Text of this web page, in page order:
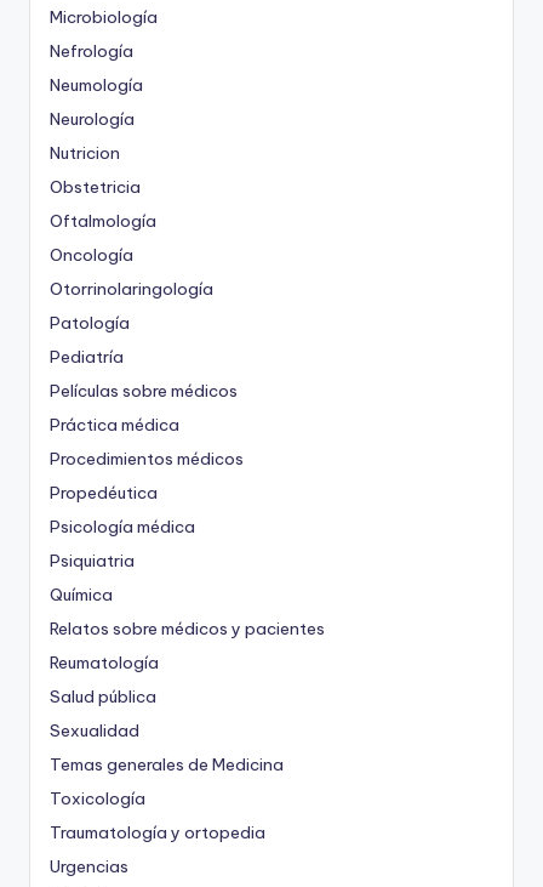
Microbiología
Nefrología
Neumología
Neurología
Nutricion
Obstetricia
Oftalmología
Oncología
Otorrinolaringología
Patología
Pediatría
Películas sobre médicos
Práctica médica
Procedimientos médicos
Propedéutica
Psicología médica
Psiquiatria
Química
Relatos sobre médicos y pacientes
Reumatología
Salud pública
Sexualidad
Temas generales de Medicina
Toxicología
Traumatología y ortopedia
Urgencias